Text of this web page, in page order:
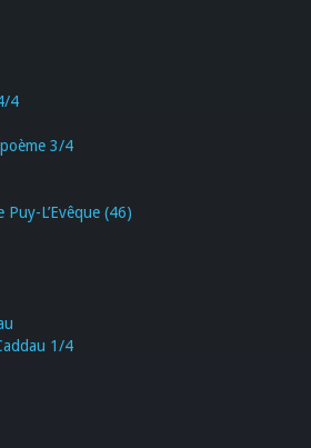
4
3/4
L’Evêque (46)
1/4